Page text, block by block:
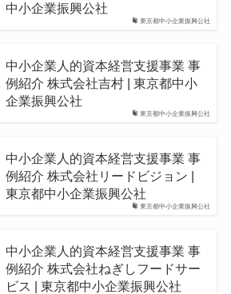
東京都中小企業振興公社
中小企業振興公社
東京都中小企業振興公社
中小企業人的資本経営支援事業 事
例紹介 株式会社吉村 | 東京都中小
企業振興公社
東京都中小企業振興公社
中小企業人的資本経営支援事業 事
例紹介 株式会社リードビジョン |
東京都中小企業振興公社
中小企業人的資本経営支援事業 事
例紹介 株式会社ねぎしフードサー
ビス | 東京都中小企業振興公社